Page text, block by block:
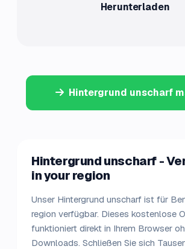
Herunterladen
Hintergrund unscharf
Hintergrund unscharf -
in your region
Unser Hintergrund unscharf ist für
region verfügbar. Dieses kostenlose
funktioniert direkt in Ihrem Browser
Downloads. Schließen Sie sich